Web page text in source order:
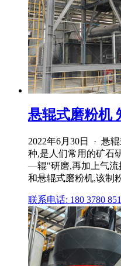
悬辊式磨粉机
2022年6月30日 · 悬
种,是人们常用的矿石
—辊"研磨,再加上气流
和悬辊式磨粉机,该制
联系电话: 180 3780